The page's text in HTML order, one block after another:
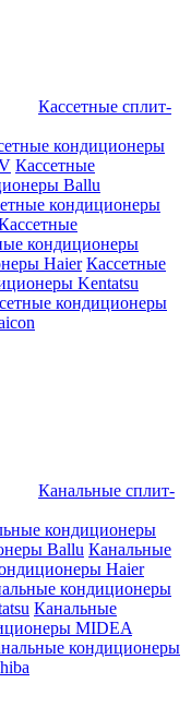
Кассетные сплит-
кондиционеры
Кассетные
Ballu
кондиционеры
кондиционеры
Haier Кассетные
Kentatsu
кондиционеры
Канальные сплит-
кондиционеры
Ballu Канальные
Haier
кондиционеры
Канальные
MIDEA
кондиционеры